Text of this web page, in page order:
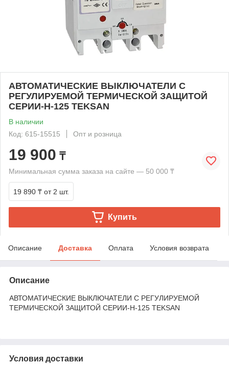
АВТОМАТИЧЕСКИЕ ВЫКЛЮЧАТЕЛИ С
РЕГУЛИРУЕМОЙ ТЕРМИЧЕСКОЙ ЗАЩИТОЙ
СЕРИИ-Н-125 TEKSAN
В наличии
Код: 615-15515
Опт и розница
19 900 ₸
Минимальная сумма заказа на сайте — 50 000 ₸
19 890 ₸ от 2 шт.
Купить
Описание Доставка Оплата Условия возврата
Описание
АВТОМАТИЧЕСКИЕ ВЫКЛЮЧАТЕЛИ С РЕГУЛИРУЕМОЙ
ТЕРМИЧЕСКОЙ ЗАЩИТОЙ СЕРИИ-Н-125 TEKSAN
Условия доставки